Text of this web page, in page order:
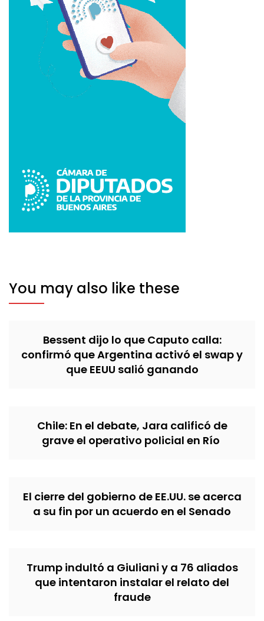
You may also like these
Bessent dijo lo que Caputo calla:
confirmó que Argentina activó el swap y
que EEUU salió ganando
Chile: En el debate, Jara calificó de
grave el operativo policial en Río
El cierre del gobierno de EE.UU. se acerca
a su fin por un acuerdo en el Senado
Trump indultó a Giuliani y a 76 aliados
que intentaron instalar el relato del
fraude